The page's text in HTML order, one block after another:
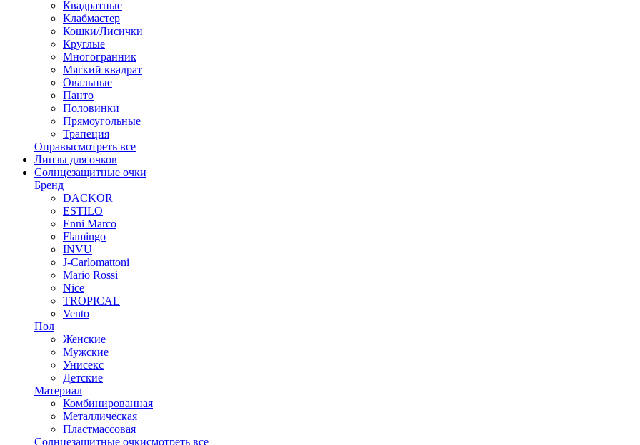
Квадратные
Клабмастер
Кошки/Лисички
Круглые
Многогранник
Мягкий квадрат
Овальные
Панто
Половинки
Прямоугольные
Трапеция
Оправысмотреть все
Линзы для очков
Солнцезащитные очки
Бренд
DACKOR
ESTILO
Enni Marco
Flamingo
INVU
J-Carlomattoni
Mario Rossi
Nice
TROPICAL
Vento
Пол
Женские
Мужские
Унисекс
Детские
Материал
Комбинированная
Металлическая
Пластмассовая
Солнцезащитные очкисмотреть все